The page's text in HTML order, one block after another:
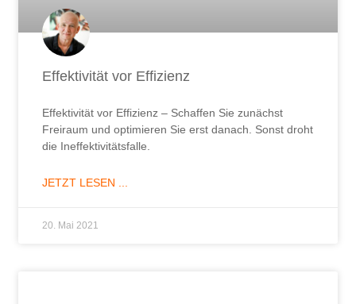
Effektivität vor Effizienz
Effektivität vor Effizienz – Schaffen Sie zunächst
Freiraum und optimieren Sie erst danach. Sonst droht
die Ineffektivitätsfalle.
JETZT LESEN ...
20. Mai 2021